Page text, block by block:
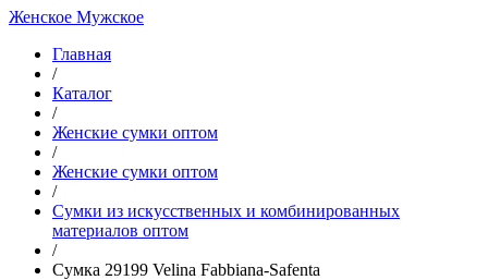
Женское Мужское
Главная
/
Каталог
/
Женские сумки оптом
/
Женские сумки оптом
/
Cумки из искусственных и комбинированных
материалов оптом
/
Сумка 29199 Velina Fabbiana-Safenta